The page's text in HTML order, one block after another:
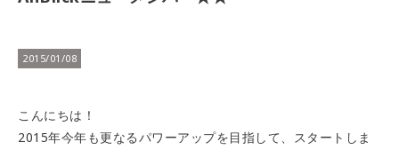
2015/01/08
こんにちは！
2015年今年も更なるパワーアップを目指して、スタートしま